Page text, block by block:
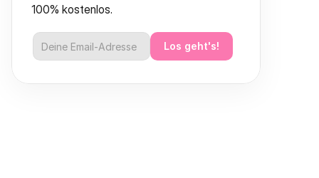
100% kostenlos.
Los geht's!